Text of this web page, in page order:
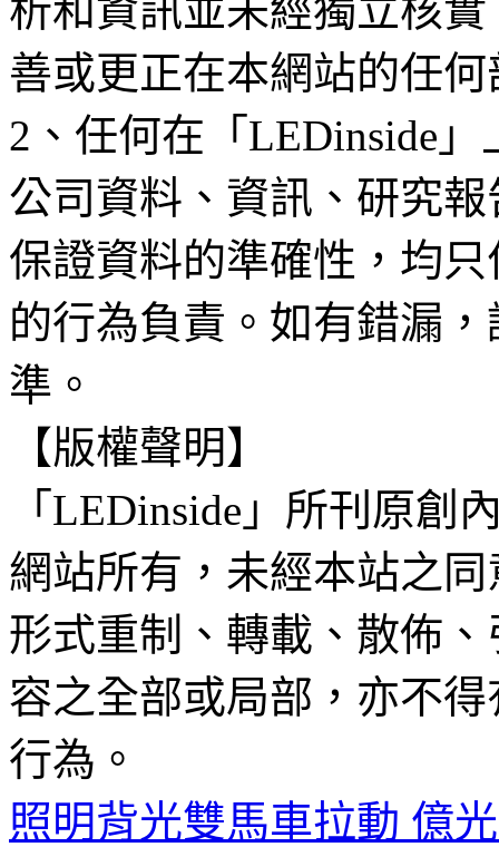
析和資訊並未經獨立核
善或更正在本網站的任
2、任何在「LEDinside
公司資料、資訊、研究
保證資料的準確性，均
的行為負責。如有錯漏
準。
【版權聲明】
「LEDinside」所刊原創
網站所有，未經本站之
形式重制、轉載、散佈
容之全部或局部，亦不
行為。
照明背光雙馬車拉動 億